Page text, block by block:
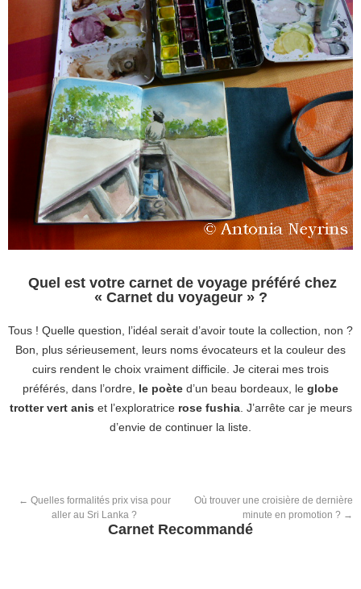
Quel est votre carnet de voyage préféré chez
« Carnet du voyageur » ?
Tous ! Quelle question, l’idéal serait d’avoir toute la collection, non ?
Bon, plus sérieusement, leurs noms évocateurs et la couleur des
cuirs rendent le choix vraiment difficile. Je citerai mes trois
préférés, dans l’ordre, le poète d’un beau bordeaux, le globe
trotter vert anis et l’exploratrice rose fushia. J’arrête car je meurs
d’envie de continuer la liste.
← Quelles formalités prix visa pour
aller au Sri Lanka ?
Où trouver une croisière de dernière
minute en promotion ? →
Carnet Recommandé